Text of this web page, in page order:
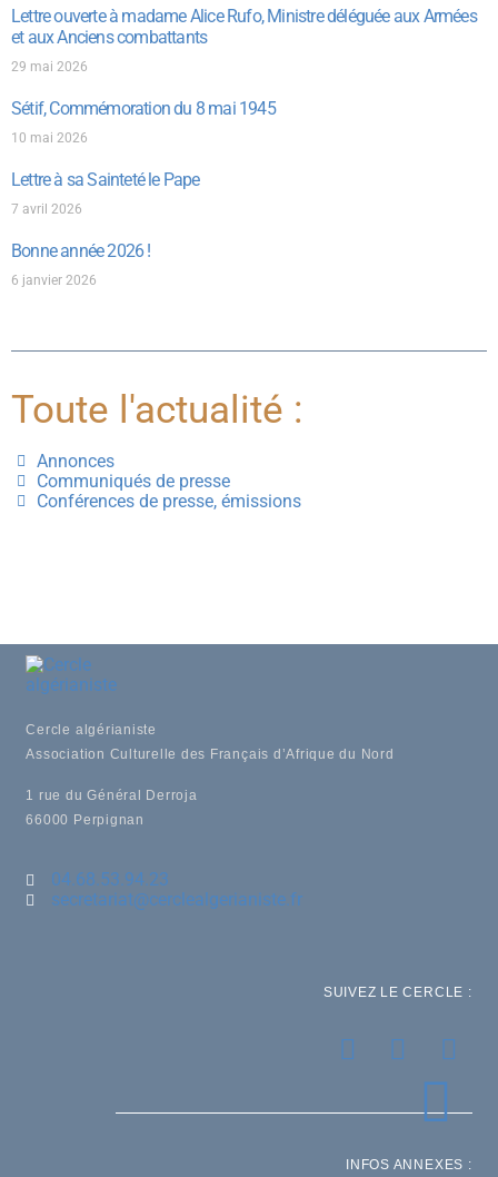
Lettre ouverte à madame Alice Rufo, Ministre déléguée aux Armées
et aux Anciens combattants
29 mai 2026
Sétif, Commémoration du 8 mai 1945
10 mai 2026
Lettre à sa Sainteté le Pape
7 avril 2026
Bonne année 2026 !
6 janvier 2026
Toute l'actualité :
Annonces
Communiqués de presse
Conférences de presse, émissions
Cercle algérianiste
Association Culturelle des Français d’Afrique du Nord
1 rue du Général Derroja
66000 Perpignan
04.68.53.94.23
secretariat@cerclealgerianiste.fr
SUIVEZ LE CERCLE :
INFOS ANNEXES :